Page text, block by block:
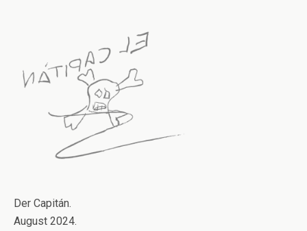
Der Capitán.
August 2024.